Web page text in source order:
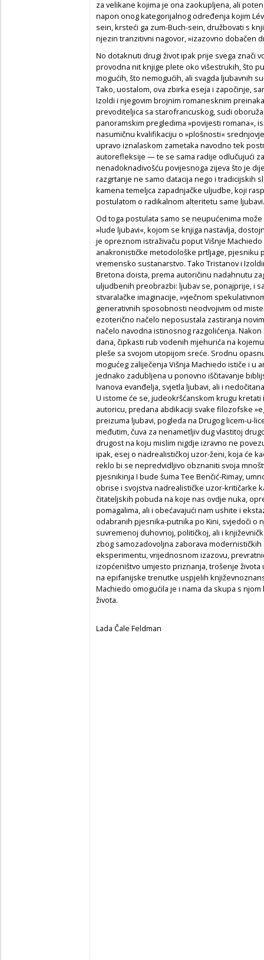
za velikane kojima je ona zaokupljena, ali
napon onog kategorijalnog određenja kojim
sein, krsteći ga zum-Buch-sein, družbovati s
njezin tranzitivni nagovor, »izazovno dobačen
No dotaknuti drugi život ipak prije svega znači
provodna nit knjige plete oko višestrukih, što
mogućih, što nemogućih, ali svagda ljubavnih
Tako, uostalom, ova zbirka eseja i započinje,
Izoldi i njegovim brojnim romanesknim
prevoditeljica sa starofrancuskog, sudi
panoramskim pregledima »povijesti romana«,
nasumičnu kvalifikaciju o »plošnosti«
upravo iznalaskom zametaka navodno tek
autorefleksije — te se sama radije odlučujući
nenadoknadivošću povijesnoga zijeva što je
razgrtanje ne samo datacija nego i tradicijskih
kamena temeljca zapadnjačke uljudbe, koji
postulatom o radikalnom alteritetu same ljubavi.
Od toga postulata samo se neupućenima
»lude ljubavi«, kojom se knjiga nastavlja,
je opreznom istraživaču poput Višnje
anakronističke metodološke prtljage, pjesniku
vremensko sustanarstvo. Tako Tristanov i
Bretona doista, prema autoričinu nadahnutu
uljudbenih preobrazbi: ljubav se, ponajprije, i
stvaralačke imaginacije, »vječnom
generativnih sposobnosti neodvojivim od
ezoterično načelo neposustala zastiranja
načelo navodna istinosnog razgolićenja.
dana, čipkasti rub vodenih mjehurića na
pleše sa svojom utopijom sreće. Srodnu
mogućeg zaliječenja Višnja Machiedo ističe i u
jednako zadubljena u ponovno iščitavanje
Ivanova evanđelja, svjetla ljubavi, ali i
U istome će se, judeokršćanskom krugu kretati
autoricu, predana abdikaciji svake filozofske
preizuma ljubavi, pogleda na Drugog licem-u-
međutim, čuva za nenametljiv dug vlastitoj
drugost na koju mislim nigdje izravno ne
ipak, esej o nadrealističkoj uzor-ženi, koja će
reklo bi se nepredvidljivo obznaniti svoja
pjesnikinja I bude šuma Tee Benčić-Rimay,
obrise i svojstva nadrealističke uzor-kritičarke
čitateljskih pobuda na koje nas ovdje nuka,
pomagalima, ali i obećavajući nam ushite i
odabranih pjesnika-putnika po Kini, svjedoči
suvremenoj duhovnoj, političkoj, ali i
zbog samozadovoljna zaborava
eksperimentu, vrijednosnom izazovu,
izopćeništvo umjesto priznanja, trošenje
na epifanijske trenutke uspjelih
Machiedo omogućila je i nama da skupa s
života.
Lada Čale Feldman